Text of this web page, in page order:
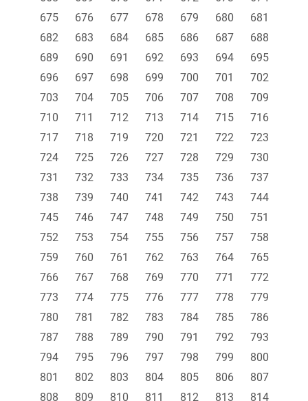
675
676 677 678 679 680
681
682
683 684 685 686 687
688
689
690 691 692 693 694
695
696
697 698 699 700 701
702
703
704 705 706 707 708
709
710
711 712 713 714 715
716
717
718 719 720 721 722
723
724
725 726 727 728 729
730
731
732 733 734 735 736
737
738
739 740 741 742 743
744
745
746 747 748 749 750
751
752
753 754 755 756 757
758
759
760 761 762 763 764
765
766
767 768 769 770 771
772
773
774 775 776 777 778
779
780
781 782 783 784 785
786
787
788 789 790 791 792
793
794
795 796 797 798 799
800
801
802 803 804 805 806
807
808
809 810 811 812 813
814